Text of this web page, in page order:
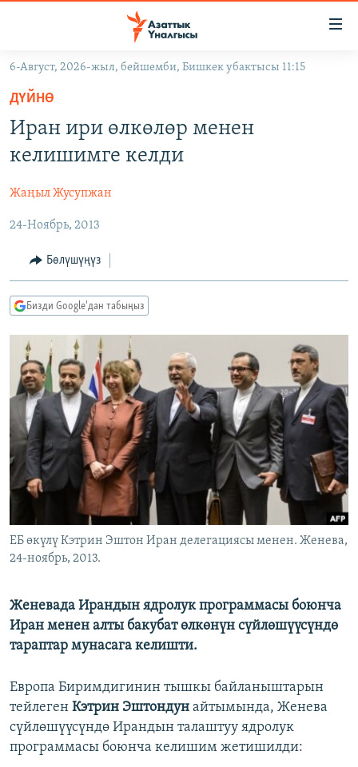
Навигацияга
өтүңүз
Издөөгө
салыңыз
ЖАҢЫЛЫКТАР
КЫРГЫЗСТАН
ЭКОНОМИКА
МАДАНИЯТ
ДҮЙНӨ
БОРБОР АЗИЯ
АТАЙЫН ИЛИКТӨӨ
ТВ ПРОГРАММАЛАР
БҮГҮН АЗАТТЫКТА
БИЗ ЖАНА ДҮЙНӨ
ДАНИСТЕ
ЭЖЕ-СИҢДИЛЕР
АЗАТТЫК+
ЫҢГАЙСЫЗ СУРООЛОР
ПОДКАСТ
ӨЗГӨЧӨ ПИКИР
ОНЛАЙН ШЕРИНЕ
ЭЕ/АРнун бардык сайттары
6-Август, 2026-жыл, бейшемби, Бишкек убактысы 11:15
ДҮЙНӨ
Иран ири өлкөлөр менен
келишимге келди
Жаңыл Жусупжан
24-Ноябрь, 2013
Бөлүшүңүз
Бизди Google'дан табыңыз
ЕБ өкүлү Кэтрин Эштон Иран делегациясы менен. Женева,
24-ноябрь, 2013.
Женевада Ирандын ядролук программасы боюнча
Иран менен алты бакубат өлкөнүн сүйлөшүүсүндө
тараптар мунасага келишти.
Европа Биримдигинин тышкы байланыштарын
тейлеген Кэтрин Эштондун айтымында, Женева
сүйлөшүүсүндө Ирандын талаштуу ядролук
программасы боюнча келишим жетишилди: